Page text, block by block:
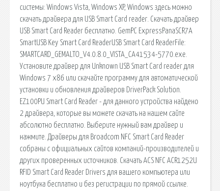
системы: Windows Vista, Windows XP, Windows здесь можно
скачать драйвера для USB Smart Card reader. Скачать драйвер
USB Smart Card Reader бесплатно. GemPC ExpressPanaSCR7A
SmartUSB Key Smart Card ReaderUSB Smart Card ReaderFile:
SMARTCARD_GEMALTO_V4.0.8.0_VISTA_CA41534-5770.exe.
Установите драйвер для Unknown USB Smart Card reader для
Windows 7 x86 или скачайте программу для автоматической
установки и обновления драйверов DriverPack Solution.
EZ100PU Smart Card Reader - для данного устройства найдено
2 драйвера, которые вы можете скачать на нашем сайте
абсолютно бесплатно. Выберите нужный вам драйвер и
нажмите. Драйверы для Broadcom NFC Smart Card Reader
собраны с официальных сайтов компаний-производителей и
других проверенных источников. Скачать ACS NFC ACR1252U
RFID Smart Card Reader Drivers для вашего компьютера или
ноутбука бесплатно и без регистрации по прямой ссылке.